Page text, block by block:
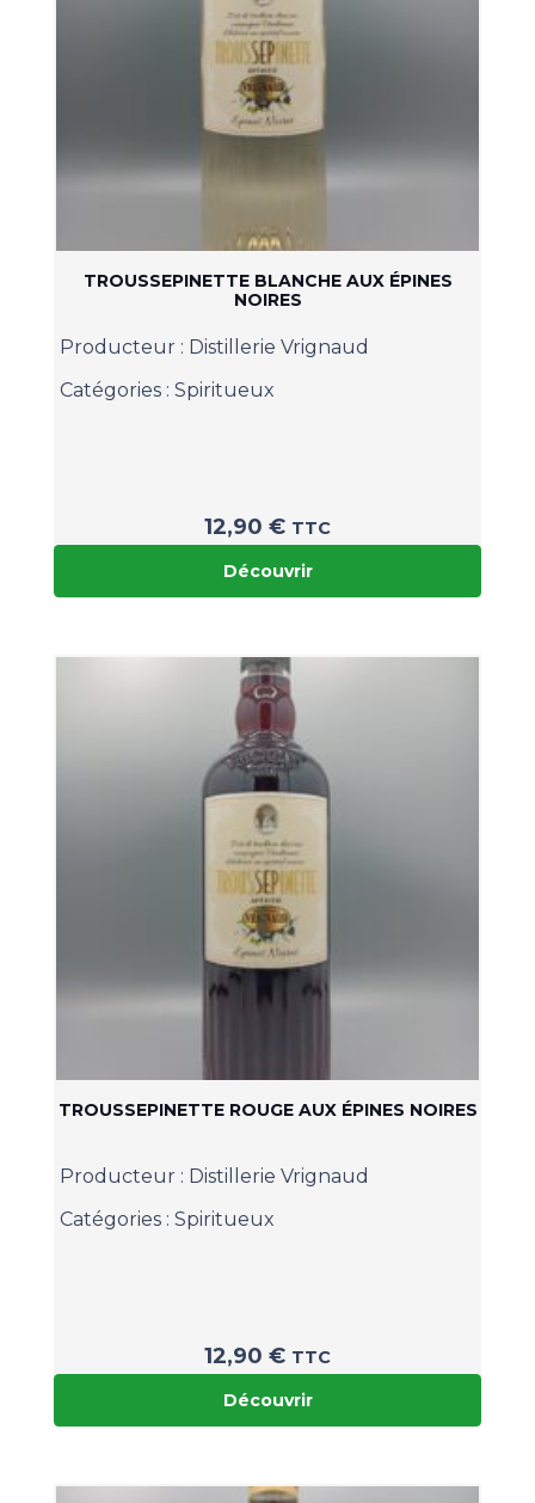
TROUSSEPINETTE BLANCHE AUX ÉPINES
NOIRES
Producteur : Distillerie Vrignaud
Catégories : Spiritueux
12,90 € TTC
Découvrir
TROUSSEPINETTE ROUGE AUX ÉPINES NOIRES
Producteur : Distillerie Vrignaud
Catégories : Spiritueux
12,90 € TTC
Découvrir